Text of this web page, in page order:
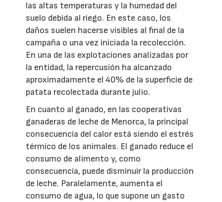
las altas temperaturas y la humedad del
suelo debida al riego. En este caso, los
daños suelen hacerse visibles al final de la
campaña o una vez iniciada la recolección.
En una de las explotaciones analizadas por
la entidad, la repercusión ha alcanzado
aproximadamente el 40% de la superficie de
patata recolectada durante julio.
En cuanto al ganado, en las cooperativas
ganaderas de leche de Menorca, la principal
consecuencia del calor está siendo el estrés
térmico de los animales. El ganado reduce el
consumo de alimento y, como
consecuencia, puede disminuir la producción
de leche. Paralelamente, aumenta el
consumo de agua, lo que supone un gasto